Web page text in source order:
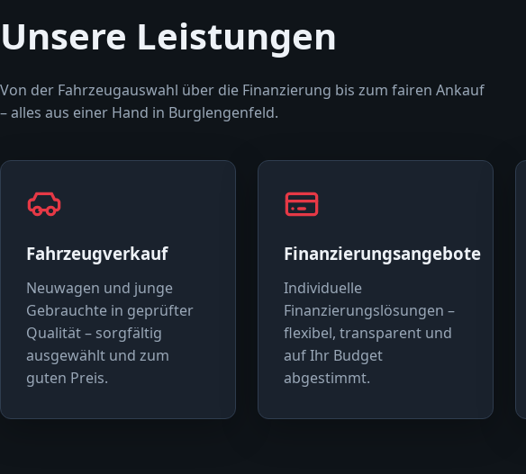
Unsere Leistungen
Von der Fahrzeugauswahl über die Finanzierung bis zum fairen Ankauf
– alles aus einer Hand in Burglengenfeld.
Fahrzeugverkauf
Neuwagen und junge
Gebrauchte in geprüfter
Qualität – sorgfältig
ausgewählt und zum
guten Preis.
Finanzierungsangebote
Individuelle
Finanzierungslösungen –
flexibel, transparent und
auf Ihr Budget
abgestimmt.